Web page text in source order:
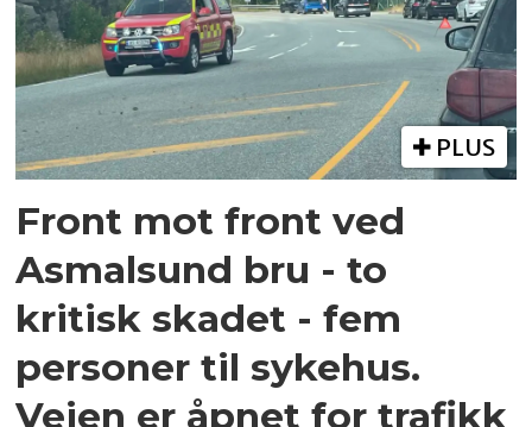
PLUS
Front mot front ved
Asmalsund bru - to
kritisk skadet - fem
personer til sykehus.
Veien er åpnet for trafikk